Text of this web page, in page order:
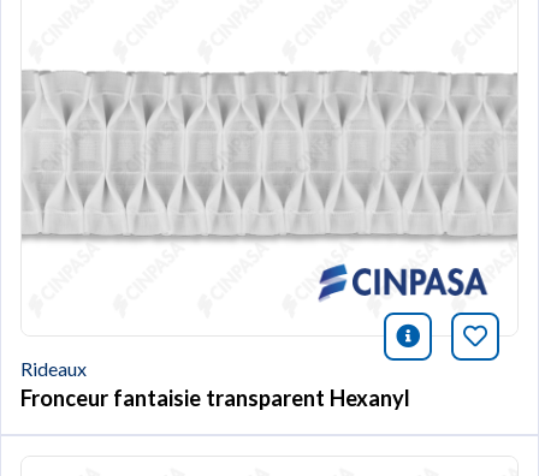
icono
Rideaux
Fronceur fantaisie transparent Hexanyl